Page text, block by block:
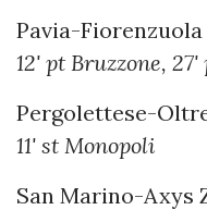
Pavia-Fiorenzuola
12' pt Bruzzone,
Pergolettese-
11' st Monopoli
San Marino-Axys